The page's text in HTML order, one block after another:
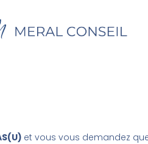
et vous vous demandez